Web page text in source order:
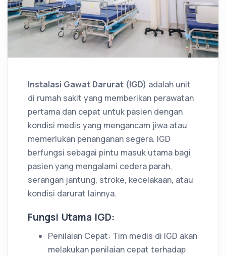
Instalasi Gawat Darurat (IGD) adalah unit
di rumah sakit yang memberikan perawatan
pertama dan cepat untuk pasien dengan
kondisi medis yang mengancam jiwa atau
memerlukan penanganan segera. IGD
berfungsi sebagai pintu masuk utama bagi
pasien yang mengalami cedera parah,
serangan jantung, stroke, kecelakaan, atau
kondisi darurat lainnya.
Fungsi Utama IGD:
Penilaian Cepat: Tim medis di IGD akan
melakukan penilaian cepat terhadap